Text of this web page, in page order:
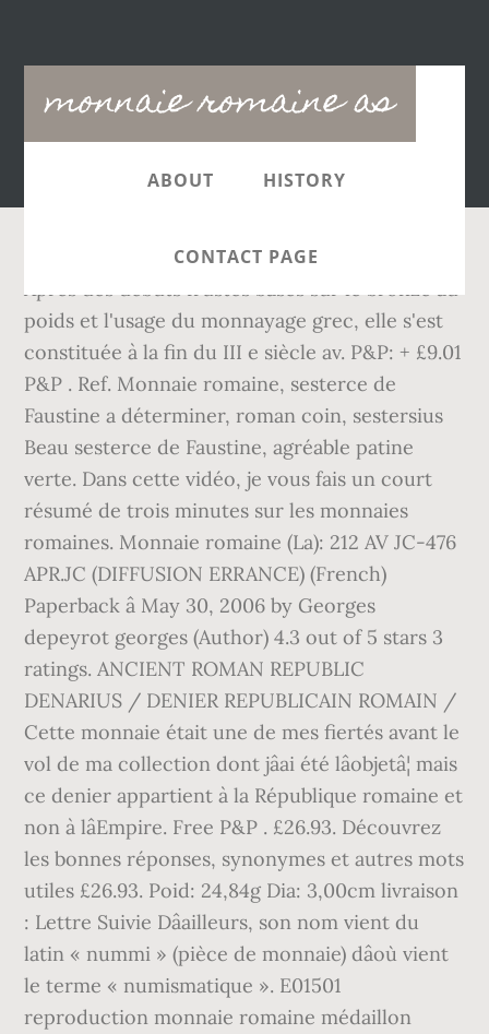
monnaie romaine as
Main
navigation
ABOUT HISTORY
CONTACT PAGE
Après des débuts frustes basés sur le bronze au
poids et l'usage du monnayage grec, elle s'est
constituée à la fin du III e siècle av. P&P: + £9.01
P&P . Ref. Monnaie romaine, sesterce de
Faustine a déterminer, roman coin, sestersius
Beau sesterce de Faustine, agréable patine
verte. Dans cette vidéo, je vous fais un court
résumé de trois minutes sur les monnaies
romaines. Monnaie romaine (La): 212 AV JC-476
APR.JC (DIFFUSION ERRANCE) (French)
Paperback â May 30, 2006 by Georges
depeyrot georges (Author) 4.3 out of 5 stars 3
ratings. ANCIENT ROMAN REPUBLIC
DENARIUS / DENIER REPUBLICAIN ROMAIN /
Cette monnaie était une de mes fiertés avant le
vol de ma collection dont jâai été lâobjetâ¦ mais
ce denier appartient à la République romaine et
non à lâEmpire. Free P&P . £26.93. Découvrez
les bonnes réponses, synonymes et autres mots
utiles £26.93. Poid: 24,84g Dia: 3,00cm livraison
: Lettre Suivie Dâailleurs, son nom vient du
latin « nummi » (pièce de monnaie) dâoù vient
le terme « numismatique ». E01501
reproduction monnaie romaine médaillon